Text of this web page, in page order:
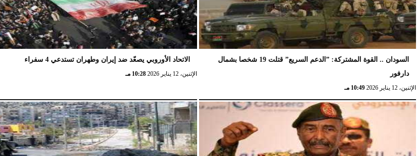
السودان .. القوة المشتركة: ”الدعم السريع” قتلت 19 شخصا بشمال
دارفور
الإثنين، 12 يناير 2026 10:49 مـ
الاتحاد الأوروبي يصعّد ضد إيران وطهران تستدعي 4 سفراء
الإثنين، 12 يناير 2026 10:28 مـ